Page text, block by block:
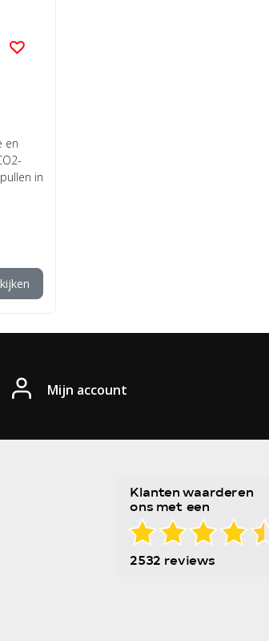
en
in
Mijn account